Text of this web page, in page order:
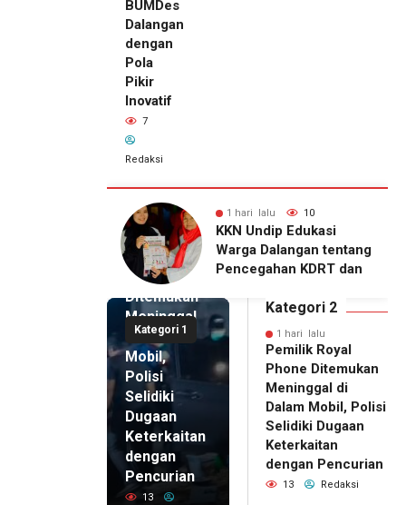
BUMDes
Dalangan
dengan
Pola
Pikir
Inovatif
7
Redaksi
1 hari lalu 7
KKN Undip Bekali
Pengelola BUMDes
Dalangan dengan Pola
Kategori 1
1 hari lalu
Pemilik
Royal
Phone
Ditemukan
Meninggal
di Dalam
Mobil,
Polisi
Selidiki
Dugaan
Keterkaitan
dengan
Pencurian
13
Kategori 2
1 hari lalu
Pemilik Royal
Phone Ditemukan
Meninggal di
Dalam Mobil, Polisi
Selidiki Dugaan
Keterkaitan
dengan Pencurian
13 Redaksi